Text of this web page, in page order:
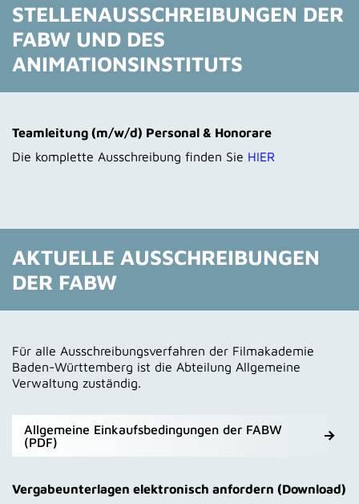
STELLENAUSSCHREIBUNGEN DER
FABW UND DES
ANIMATIONSINSTITUTS
Teamleitung (m/w/d) Personal & Honorare
Die komplette Ausschreibung finden Sie HIER
AKTUELLE AUSSCHREIBUNGEN
DER FABW
Für alle Ausschreibungsverfahren der Filmakademie
Baden-Württemberg ist die Abteilung Allgemeine
Verwaltung zuständig.
Allgemeine Einkaufsbedingungen der FABW
(PDF)
Vergabeunterlagen elektronisch anfordern (Download)